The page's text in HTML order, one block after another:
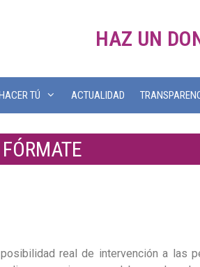
HAZ UN
TÚ ACTUALIDAD
FÓRMATE
real de intervención a las